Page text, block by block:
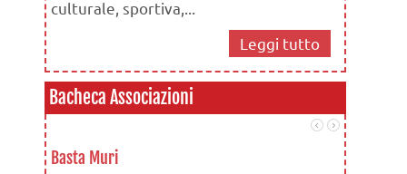
culturale, sportiva,...
Leggi tutto
Bacheca Associazioni
Basta Muri Attività